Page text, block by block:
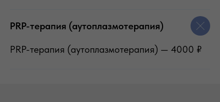
PRP-терапия (аутоплазмотерапия)
PRP-терапия (аутоплазмотерапия) — 4000 ₽